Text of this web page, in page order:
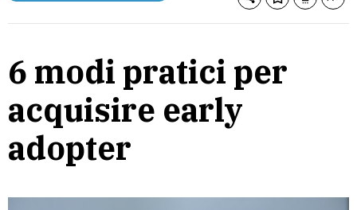
6 modi pratici per
acquisire early
adopter